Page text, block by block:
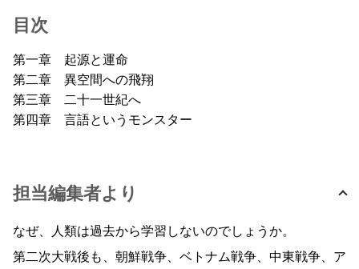
目次
第一章 起源と運命
第二章 異空間への飛翔
第三章 二十一世紀へ
第四章 言語というモンスター
担当編集者より
なぜ、人類は過去から学習しないのでしょうか。
第二次大戦後も、朝鮮戦争、ベトナム戦争、中東戦争、ア